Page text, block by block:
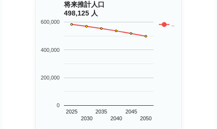
将来推計人口
498,125 人
..
2025
2030
2035
2040
2045
2050
0
200,000
400,000
600,000